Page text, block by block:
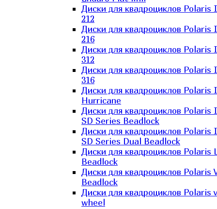
Диски для квадроциклов Polaris
212
Диски для квадроциклов Polaris
216
Диски для квадроциклов Polaris
312
Диски для квадроциклов Polaris
316
Диски для квадроциклов Polaris
Hurricane
Диски для квадроциклов Polaris
SD Series Beadlock
Диски для квадроциклов Polaris
SD Series Dual Beadlock
Диски для квадроциклов Polaris
Beadlock
Диски для квадроциклов Polaris
Beadlock
Диски для квадроциклов Polaris
wheel